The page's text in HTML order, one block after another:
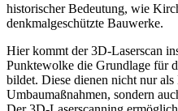
historischer Bedeutung, wie
denkmalgeschützte Bauwerke.
Hier kommt der 3D-Laserscan
Punktewolke die Grundlage für
bildet. Diese dienen nicht nur
Umbaumaßnahmen, sondern